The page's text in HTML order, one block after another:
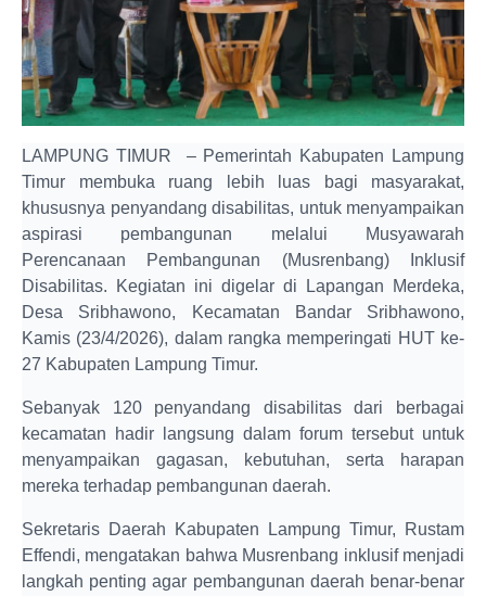
LAMPUNG TIMUR – Pemerintah Kabupaten Lampung
Timur membuka ruang lebih luas bagi masyarakat,
khususnya penyandang disabilitas, untuk menyampaikan
aspirasi pembangunan melalui Musyawarah
Perencanaan Pembangunan (Musrenbang) Inklusif
Disabilitas. Kegiatan ini digelar di Lapangan Merdeka,
Desa Sribhawono, Kecamatan Bandar Sribhawono,
Kamis (23/4/2026), dalam rangka memperingati HUT ke-
27 Kabupaten Lampung Timur.
Sebanyak 120 penyandang disabilitas dari berbagai
kecamatan hadir langsung dalam forum tersebut untuk
menyampaikan gagasan, kebutuhan, serta harapan
mereka terhadap pembangunan daerah.
Sekretaris Daerah Kabupaten Lampung Timur, Rustam
Effendi, mengatakan bahwa Musrenbang inklusif menjadi
langkah penting agar pembangunan daerah benar-benar